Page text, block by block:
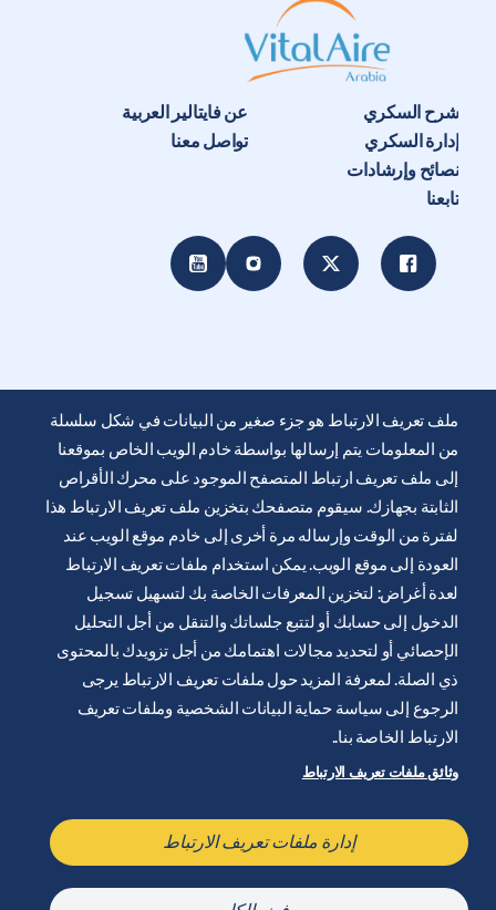
شرح السكري
إدارة السكري
نصائح وإرشادات
عن فايتالير العربية
تواصل معنا
تابعنا
يتم توفير موقع الويب هذا من قِبل شركة ايرليكيد للرعاية الصحية
لتثقيف ودعم المصابين بالسكري. انها للعلم فقط ولا تحل محل
التوصيات الطبية. دائما اطلب المشورة من أخصائي الرعاية الصحية.
شروط وأحكام الموقع الإلكتروني
سياسة الخصوصية
تعريف ملف الارتباطات
إشعار قانوني
إدارة ملفات تعريف الارتباط
ملف تعريف الارتباط هو جزء صغير من البيانات في شكل سلسلة
من المعلومات يتم إرسالها بواسطة خادم الويب الخاص بموقعنا
إلى ملف تعريف ارتباط المتصفح الموجود على محرك الأقراص
الثابتة بجهازك. سيقوم متصفحك بتخزين ملف تعريف الارتباط هذا
لفترة من الوقت وإرساله مرة أخرى إلى خادم موقع الويب عند
العودة إلى موقع الويب. يمكن استخدام ملفات تعريف الارتباط
لعدة أغراض: لتخزين المعرفات الخاصة بك لتسهيل تسجيل
الدخول إلى حسابك أو لتتبع جلساتك والتنقل من أجل التحليل
الإحصائي أو لتحديد مجالات اهتمامك من أجل تزويدك بالمحتوى
ذي الصلة. لمعرفة المزيد حول ملفات تعريف الارتباط يرجى
الرجوع إلى سياسة حماية البيانات الشخصية وملفات تعريف
الارتباط الخاصة بنا..
وثائق ملفات تعريف الارتباط
إدارة ملفات تعريف الارتباط